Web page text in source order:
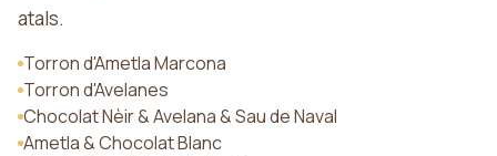
atals.
Torron d'Ametla Marcona
Torron d'Avelanes
Chocolat Nèir & Avelana & Sau de Naval
Ametla & Chocolat Blanc